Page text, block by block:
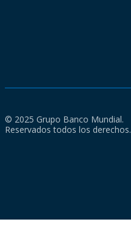
© 2025 Grupo Banco Mundial.
Reservados todos los derechos.